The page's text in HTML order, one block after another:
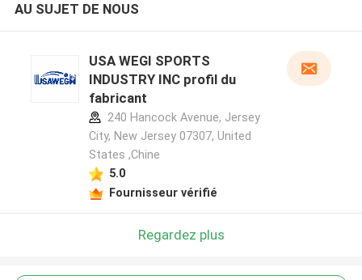
AU SUJET DE NOUS
USA WEGI SPORTS
INDUSTRY INC profil du
fabricant
240 Hancock Avenue, Jersey
City, New Jersey 07307, United
States ,Chine
5.0
Fournisseur vérifié
Regardez plus